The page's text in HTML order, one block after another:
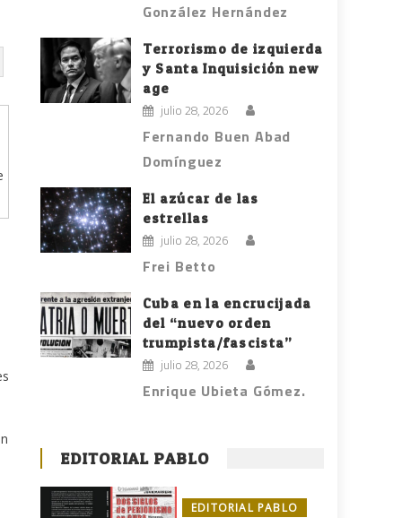
González Hernández
Terrorismo de izquierda
y Santa Inquisición new
age
julio 28, 2026
Fernando Buen Abad
Domínguez
El azúcar de las
estrellas
julio 28, 2026
Frei Betto
Cuba en la encrucijada
del “nuevo orden
trumpista/fascista”
julio 28, 2026
Enrique Ubieta Gómez.
EDITORIAL PABLO
EDITORIAL PABLO